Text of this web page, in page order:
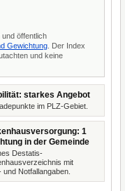
öffentlich
Gewichtung . Der Index
und keine
starkes Angebot
im PLZ-Gebiet.
1
in der Gemeinde
Destatis-
mit
und Notfallangaben.